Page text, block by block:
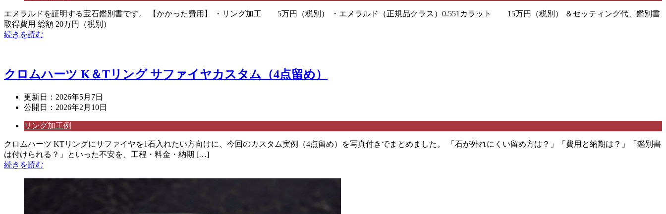
エメラルドを証明する宝石鑑別書です。 【かかった費用】 ・リング加工 5万円（税別） ・エメラルド（正規品クラス）0.551カラット 15万円（税別） ＆セッティング代、鑑別書
取得費用 総額 20万円（税別）
続きを読む
クロムハーツ K＆Tリング サファイヤカスタム（4点留め）
更新日： 2026年5月7日
公開日： 2026年2月10日
リング加工例
クロムハーツ KTリングにサファイヤを1石入れたい方向けに、今回のカスタム実例（4点留め）を写真付きでまとめました。 「石が外れにくい留め方は？」「費用と納期は？」「鑑別書
は付けられる？」といった不安を、工程・料金・納期 […]
続きを読む